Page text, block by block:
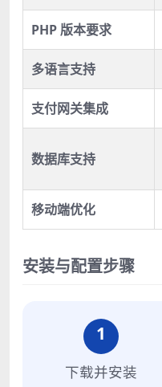
PHP 版本要求
多语言支持
支付网关集成
数据库支持
移动端优化
安装与配置步骤
1
下载并安装